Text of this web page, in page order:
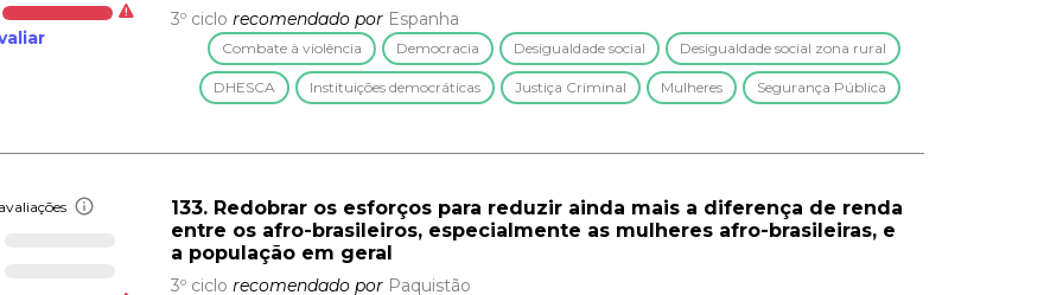
3º ciclo recomendado por Espanha
Combate à violência Democracia Desigualdade social Desigualdade social zona rural
DHESCA Instituições democráticas Justiça Criminal Mulheres Segurança Pública
avaliações
133. Redobrar os esforços para reduzir ainda mais a diferença de renda
entre os afro-brasileiros, especialmente as mulheres afro-brasileiras, e
a população em geral
3º ciclo recomendado por Paquistão